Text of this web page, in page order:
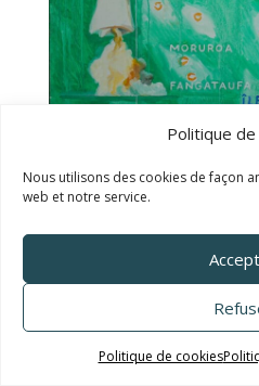
Politique de
Nous utilisons des cookies de façon
web et notre service.
Politique de cookies
TALC02-14 – Titouan